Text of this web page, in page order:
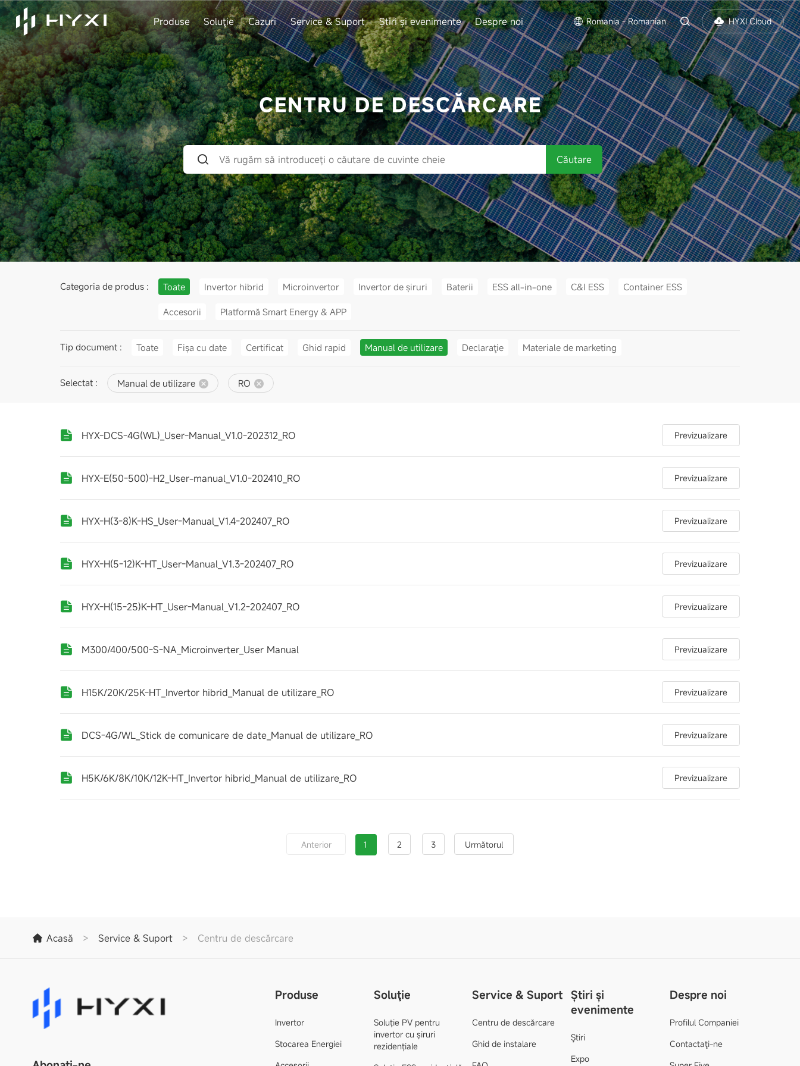
Produse Soluţie Cazuri Service & Suport Știri și evenimente Despre noi Romania - Romanian HYXI Cloud
CENTRU DE DESCĂRCARE
Căutare
Categoria de produs : Toate Invertor hibrid Microinvertor Invertor de șiruri Baterii ESS all-in-one C&I ESS Container ESS
Accesorii Platformă Smart Energy & APP
Tip document : Toate Fișa cu date Certificat Ghid rapid Manual de utilizare Declaraţie Materiale de marketing
Selectat : Manual de utilizare RO
HYX-DCS-4G(WL)_User-Manual_V1.0-202312_RO Previzualizare
HYX-E(50-500)-H2_User-manual_V1.0-202410_RO Previzualizare
HYX-H(3-8)K-HS_User-Manual_V1.4-202407_RO Previzualizare
HYX-H(5-12)K-HT_User-Manual_V1.3-202407_RO Previzualizare
HYX-H(15-25)K-HT_User-Manual_V1.2-202407_RO Previzualizare
M300/400/500-S-NA_Microinverter_User Manual Previzualizare
H15K/20K/25K-HT_Invertor hibrid_Manual de utilizare_RO Previzualizare
DCS-4G/WL_Stick de comunicare de date_Manual de utilizare_RO Previzualizare
H5K/6K/8K/10K/12K-HT_Invertor hibrid_Manual de utilizare_RO Previzualizare
Anterior 1 2 3 Următorul
Acasă > Service & Suport > Centru de descărcare
Produse
Invertor
Stocarea Energiei
Soluţie
Soluție PV pentru
invertor cu șiruri
rezidențiale
Service & Suport
Centru de descărcare
Ghid de instalare
Știri și
evenimente
Ştiri
Expo
Despre noi
Profilul Companiei
Contactaţi-ne